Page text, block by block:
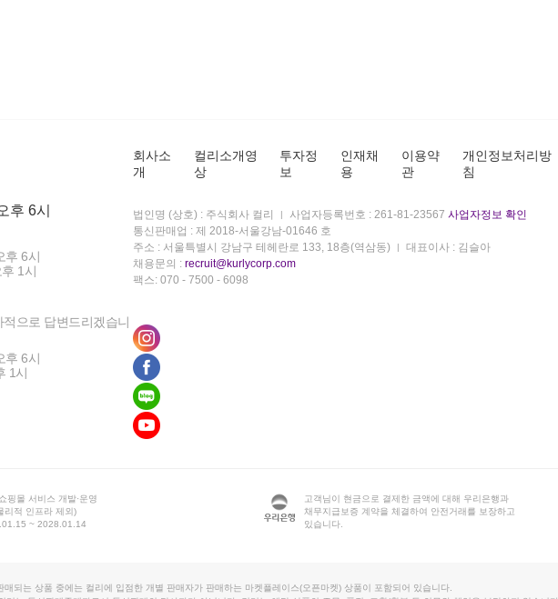
후 6시
후 6시
1시
으로 답변드리겠습니
후 6시
1시
회사소
개
컬리소개영
상
투자정
보
인재채
용
이용약
관
개인정보처리방
침
법인명 (상호) : 주식회사 컬리 사업자등록번호 : 261-81-23567 사업자정보 확인
통신판매업 : 제 2018-서울강남-01646 호
주소 : 서울특별시 강남구 테헤란로 133, 18층(역삼동)
대표이사 : 김슬아
채용문의 : recruit@kurlycorp.com
팩스: 070 - 7500 - 6098
핑몰 서비스 개발·운영
리적 인프라 제외)
~ 2028.01.14
고객님이 현금으로 결제한 금액에 대해 우리은행과
채무지급보증 계약을 체결하여 안전거래를 보장하고
있습니다.
매되는 상품 중에는 컬리에 입점한 개별 판매자가 판매하는 마켓플레이스(오픈마켓) 상품이 포함되어 있습니다.